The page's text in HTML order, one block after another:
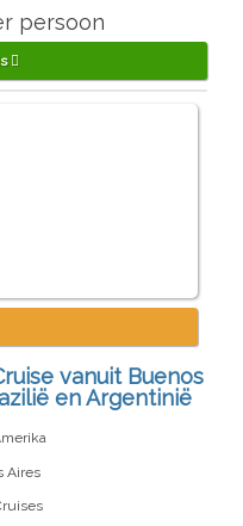
persoon
vanuit Buenos
en Argentinië
Aires